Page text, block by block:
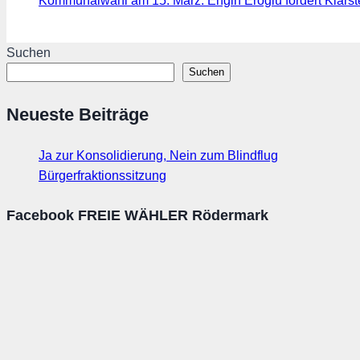
Suchen
Suchen
Neueste Beiträge
Ja zur Konsolidierung, Nein zum Blindflug
Bürgerfraktionssitzung
Facebook FREIE WÄHLER Rödermark